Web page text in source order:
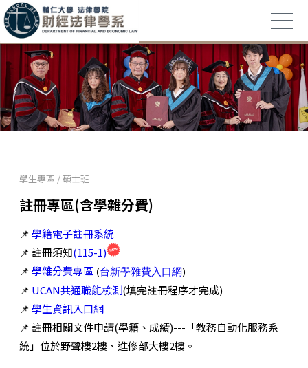
學生專區 / 碩士班
註冊專區(含學雜分費)
📌 學籍電子註冊系統
📌 註冊須知(115-1)
📌 學雜分費專區(台新學雜費入口網)
📌 UCAN共通職能檢測(填完註冊程序才完成)
📌 學生資訊入口網
📌 註冊相關文件申請(學籍、成績)---「教務自動化服務系
統」位於野聲樓2樓、進修部大樓2樓。